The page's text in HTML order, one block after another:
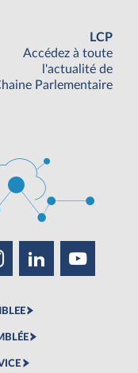
LCP
Accédez à toute
l'actualité de
Parlementaire